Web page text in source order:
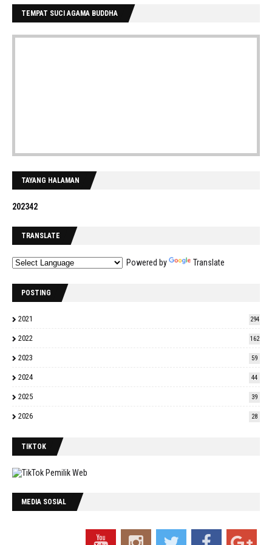
TEMPAT SUCI AGAMA BUDDHA
TAYANG HALAMAN
202342
TRANSLATE
Powered by Translate
POSTING
2021 294
2022 162
2023 59
2024 44
2025 39
2026 28
TIKTOK
MEDIA SOSIAL